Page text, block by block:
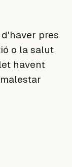
pres
o la salut
havent